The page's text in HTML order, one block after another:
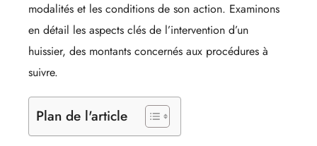
modalités et les conditions de son action. Examinons
en détail les aspects clés de l’intervention d’un
huissier, des montants concernés aux procédures à
suivre.
Plan de l'article